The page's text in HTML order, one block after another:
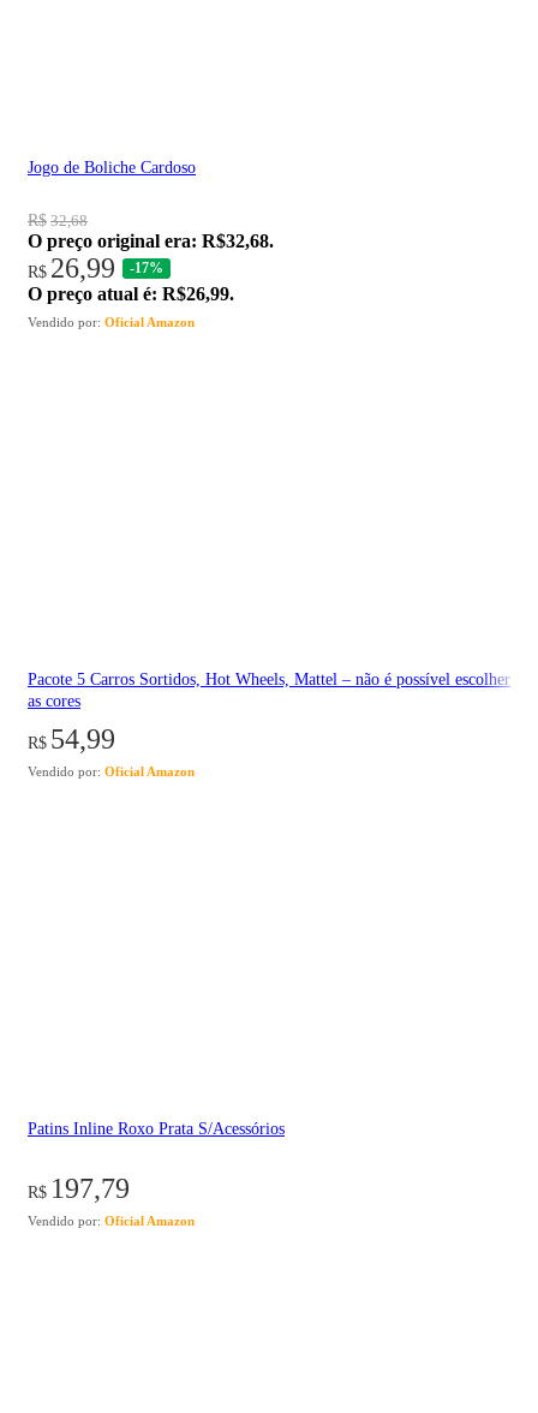
Jogo de Boliche Cardoso
R$ 32,68
O preço original era: R$32,68.
R$ 26,99 -17%
O preço atual é: R$26,99.
Vendido por: Oficial Amazon
Pacote 5 Carros Sortidos, Hot Wheels, Mattel – não é possível escolher
as cores
R$ 54,99
Vendido por: Oficial Amazon
Patins Inline Roxo Prata S/Acessórios
R$ 197,79
Vendido por: Oficial Amazon